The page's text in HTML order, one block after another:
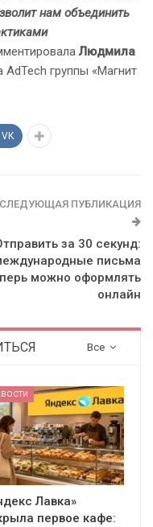
нам объединить
Людмила
группы «Магнит
VK
СЛЕДУЮЩАЯ ПУБЛИКАЦИЯ
за 30 секунд:
письма
можно оформлять
онлайн
Все
Лавка»
первое кафе: